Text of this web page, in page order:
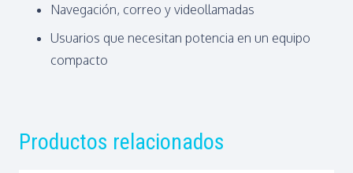
Navegación, correo y videollamadas
Usuarios que necesitan potencia en un equipo
compacto
Productos relacionados